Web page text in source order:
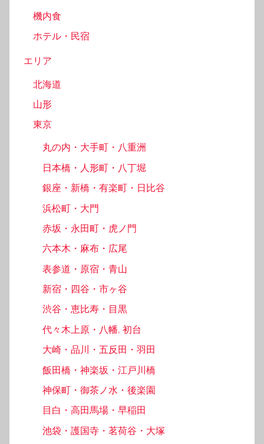
機内食
ホテル・民宿
エリア
北海道
山形
東京
丸の内・大手町・八重洲
日本橋・人形町・八丁堀
銀座・新橋・有楽町・日比谷
浜松町・大門
赤坂・永田町・虎ノ門
六本木・麻布・広尾
表参道・原宿・青山
新宿・四谷・市ヶ谷
渋谷・恵比寿・目黒
代々木上原・八幡, 初台
大崎・品川・五反田・羽田
飯田橋・神楽坂・江戸川橋
神保町・御茶ノ水・後楽園
目白・高田馬場・早稲田
池袋・護国寺・茗荷谷・大塚